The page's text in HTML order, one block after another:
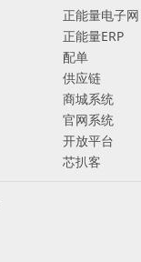
正能量电子网
正能量ERP
配单
供应链
商城系统
官网系统
开放平台
芯扒客